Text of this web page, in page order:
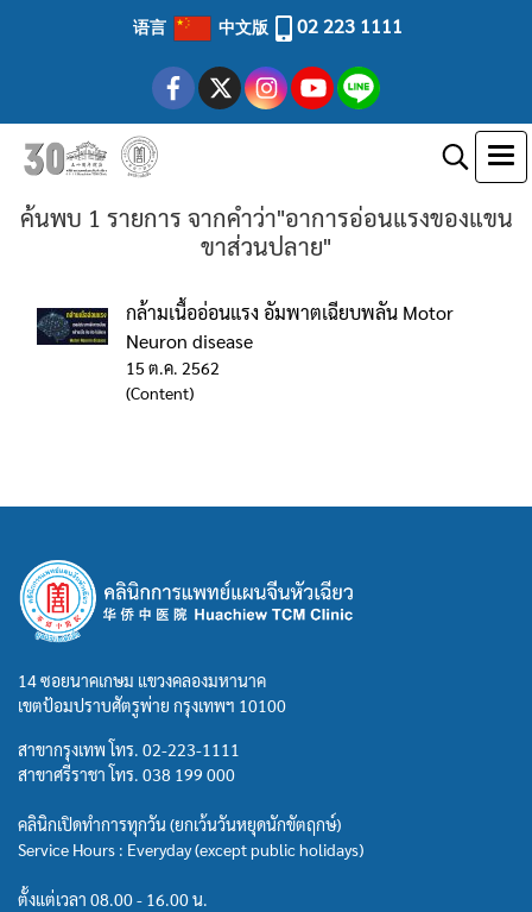
语言 中文版 02 223 1111
ค้นพบ 1 รายการ จากคำว่า"อาการอ่อนแรงของแขน
ขาส่วนปลาย"
กล้ามเนื้ออ่อนแรง อัมพาตเฉียบพลัน Motor
Neuron disease
15 ต.ค. 2562
(Content)
14 ซอยนาคเกษม แขวงคลองมหานาค
เขตป้อมปราบศัตรูพ่าย กรุงเทพฯ 10100
สาขากรุงเทพ โทร. 02-223-1111
สาขาศรีราชา โทร. 038 199 000
คลินิกเปิดทำการทุกวัน (ยกเว้นวันหยุดนักขัตฤกษ์)
Service Hours : Everyday (except public holidays)
ตั้งแต่เวลา 08.00 - 16.00 น.